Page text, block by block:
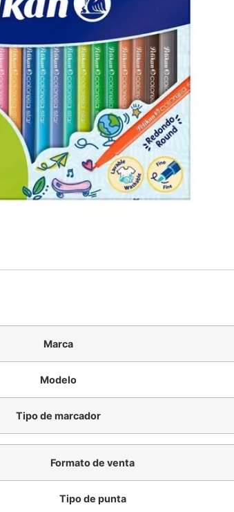
Marca
Modelo
Tipo de marcador
Formato de venta
Tipo de punta